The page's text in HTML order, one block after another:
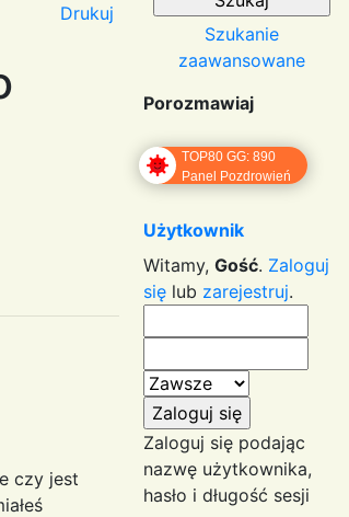
Drukuj
czy jest
Szukanie
zaawansowane
Porozmawiaj
TOP80 GG: 890
Panel Pozdrowień
Użytkownik
Witamy, Gość. Zaloguj
się lub zarejestruj.
Zaloguj się podając
nazwę użytkownika,
hasło i długość sesji